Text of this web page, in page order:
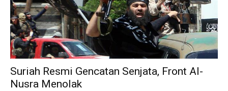
Suriah Resmi Gencatan Senjata, Front Al-
Nusra Menolak